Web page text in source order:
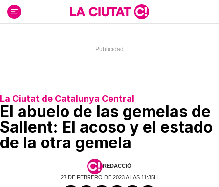
contenido
La Ciutat de Catalunya Central
El abuelo de las gemelas de
Sallent: El acoso y el estado
de la otra gemela
REDACCIÓ
27 DE FEBRERO DE 2023 A LAS 11:35H